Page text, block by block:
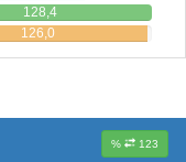
128,4
126,0
% 123